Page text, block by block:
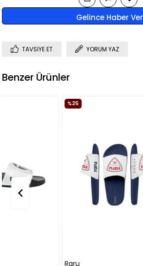
Gelince Haber Ver
TAVSIYE ET YORUM YAZ
Benzer Ürünler